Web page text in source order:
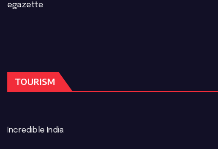
egazette
TOURISM
Incredible India